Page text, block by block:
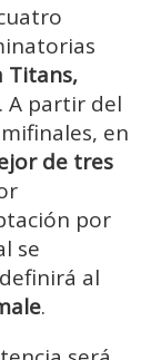
Titans,
. A partir del
en
de tres
por
se
al
.